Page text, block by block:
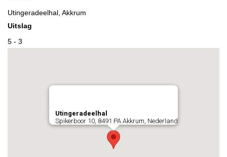
Utingeradeelhal, Akkrum
Uitslag
5 - 3
Utingeradeelhal
Spikerboor 10, 8491 PA Akkrum, Nederland